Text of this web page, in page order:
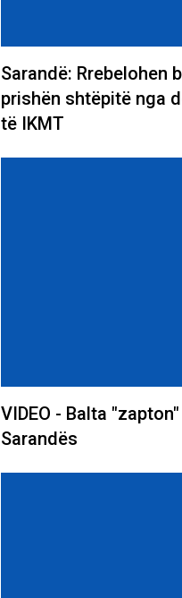
Sarandë: Rrebelohen
prishën shtëpitë nga
të IKMT
VIDEO - Balta
Sarandës